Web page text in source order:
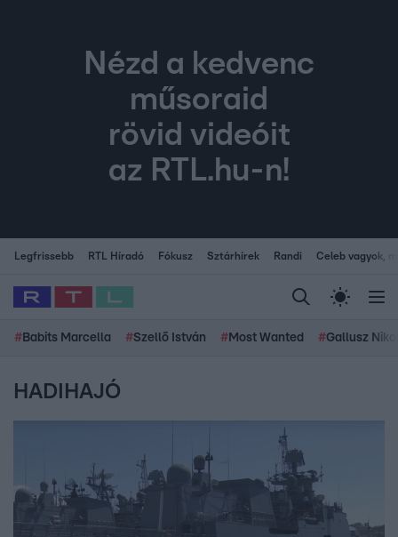
Nézd a kedvenc
műsoraid
rövid videóit
az RTL.hu-n!
Legfrissebb RTL Híradó Fókusz Sztárhírek Randi Celeb vagyok,
# Babits Marcella #Szellő István # Most Wanted #Gallusz
HADIHAJÓ